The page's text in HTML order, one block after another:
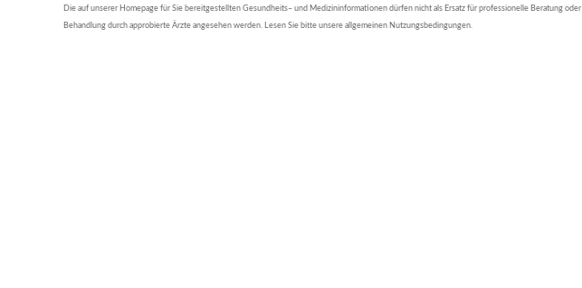
Die auf unserer Homepage für Sie bereitgestellten Gesundheits– und Medizininformationen dürfen nicht als Ersatz für professionelle Beratung oder
Behandlung durch approbierte Ärzte angesehen werden. Lesen Sie bitte unsere allgemeinen Nutzungsbedingungen.